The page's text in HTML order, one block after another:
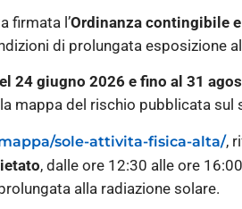
firmata l’Ordinanza contingibile
di prolungata esposizione
24 giugno 2026 e fino al 31
mappa del rischio pubblicata sul
sole-attivita-fisica-alta/,
, dalle ore 12:30 alle ore
alla radiazione solare.